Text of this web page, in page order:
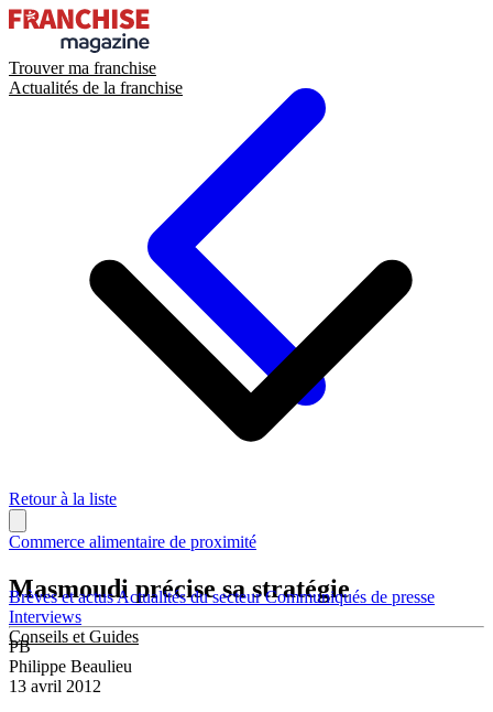
Trouver ma franchise
Actualités de la franchise
Brèves et actusActualités du secteurCommuniqués de presse
Interviews
Conseils et Guides
Retour à la liste
Commerce alimentaire de proximité
Masmoudi précise sa stratégie
PB
Philippe Beaulieu
13 avril 2012